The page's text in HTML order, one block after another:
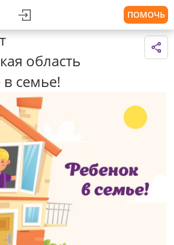
ПОМОЧЬ
область
семье!